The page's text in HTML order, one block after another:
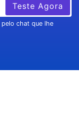
Teste Agora
pelo chat que lhe